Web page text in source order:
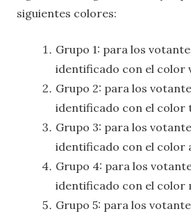
siguientes colores:
Grupo 1: para los
identificado con el color
Grupo 2: para los
identificado con el color
Grupo 3: para los
identificado con el color
Grupo 4: para los
identificado con el color
Grupo 5: para los